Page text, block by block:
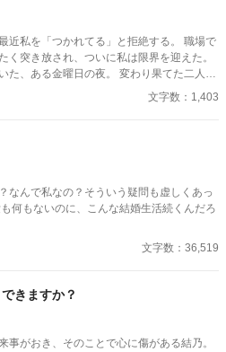
近私を「つかれてる」と拒絶する。 職場で
く突き放され、ついに私は限界を迎えた。
た、ある金曜日の夜。 変わり果てた二人の
結末を迎える。
文字数：1,403
なんで私なの？そういう疑問も虚しくあっ
何もないのに、こんな結婚生活続くんだろ
文字数：36,519
きますか？
事がおき、そのことで心に傷がある結乃。